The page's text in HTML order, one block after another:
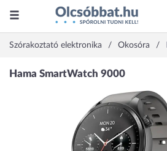
Szórakoztató elektronika Okosóra